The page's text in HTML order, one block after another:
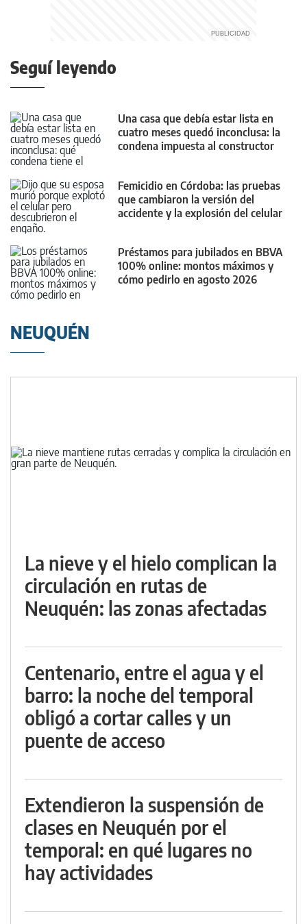
Seguí leyendo
Una casa que debía estar lista en
cuatro meses quedó inconclusa: la
condena impuesta al constructor
Femicidio en Córdoba: las pruebas
que cambiaron la versión del
accidente y la explosión del celular
Préstamos para jubilados en BBVA
100% online: montos máximos y
cómo pedirlo en agosto 2026
NEUQUÉN
La nieve y el hielo complican la
circulación en rutas de
Neuquén: las zonas afectadas
Centenario, entre el agua y el
barro: la noche del temporal
obligó a cortar calles y un
puente de acceso
Extendieron la suspensión de
clases en Neuquén por el
temporal: en qué lugares no
hay actividades